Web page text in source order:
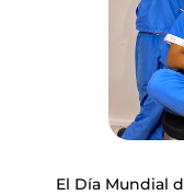
El Día Mundial